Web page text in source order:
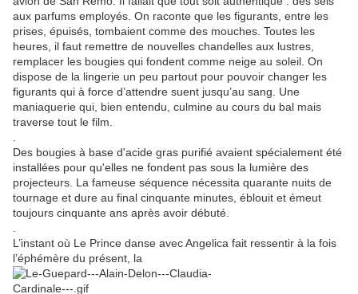
aux parfums employés. On raconte que les figurants, entre les
prises, épuisés, tombaient comme des mouches. Toutes les
heures, il faut remettre de nouvelles chandelles aux lustres,
remplacer les bougies qui fondent comme neige au soleil. On
dispose de la lingerie un peu partout pour pouvoir changer les
figurants qui à force d’attendre suent jusqu’au sang. Une
maniaquerie qui, bien entendu, culmine au cours du bal mais
traverse tout le film.
Des bougies à base d'acide gras purifié avaient spécialement été
installées pour qu'elles ne fondent pas sous la lumière des
projecteurs. La fameuse séquence nécessita quarante nuits de
tournage et dure au final cinquante minutes, éblouit et émeut
toujours cinquante ans après avoir débuté.
L’instant où Le Prince danse avec Angelica fait ressentir à la fois
l’éphémère du présent, la